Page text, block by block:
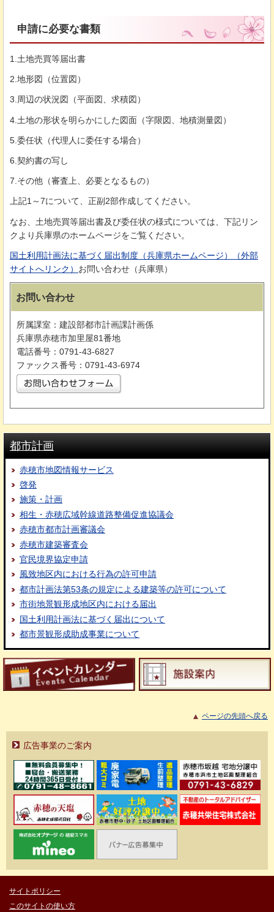
申請に必要な書類
1.土地売買等届出書
2.地形図（位置図）
3.周辺の状況図（平面図、求積図）
4.土地の形状を明らかにした図面（字限図、地積測量図）
5.委任状（代理人に委任する場合）
6.契約書の写し
7.その他（審査上、必要となるもの）
上記1～7について、正副2部作成してください。
なお、土地売買等届出書及び委任状の様式については、下記リン
クより兵庫県のホームページをご覧ください。
国土利用計画法に基づく届出制度（兵庫県ホームページ）（外部
サイトへリンク） お問い合わせ（兵庫県）
お問い合わせ
所属課室：建設部都市計画課計画係
兵庫県赤穂市加里屋81番地
電話番号：0791-43-6827
ファックス番号：0791-43-6974
都市計画
赤穂市地図情報サービス
啓発
施策・計画
相生・赤穂広域幹線道路整備促進協議会
赤穂市都市計画審議会
赤穂市建築審査会
官民境界協定申請
風致地区内における行為の許可申請
都市計画法第53条の規定による建築等の許可について
市街地景観形成地区内における届出
国土利用計画法に基づく届出について
都市景観形成助成事業について
ページの先頭へ戻る
広告事業のご案内
サイトポリシー
このサイトの使い方